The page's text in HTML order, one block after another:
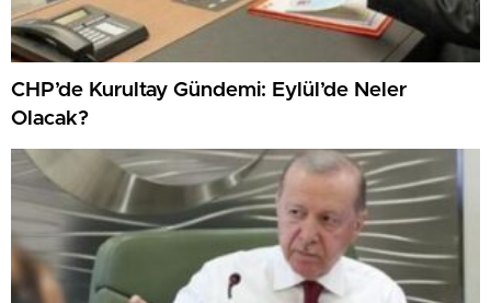
CHP’de Kurultay Gündemi: Eylül’de Neler
Olacak?